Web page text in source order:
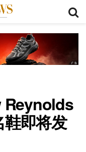
Reynolds
即将发